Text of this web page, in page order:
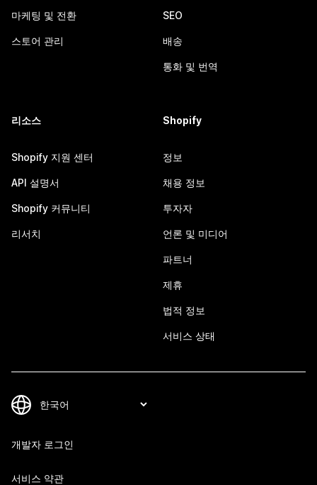
마케팅 및 전환
스토어 관리
SEO
배송
통화 및 번역
리소스
Shopify 지원 센터
API 설명서
Shopify 커뮤니티
리서치
Shopify
정보
채용 정보
투자자
언론 및 미디어
파트너
제휴
법적 정보
서비스 상태
개발자 로그인
서비스 약관